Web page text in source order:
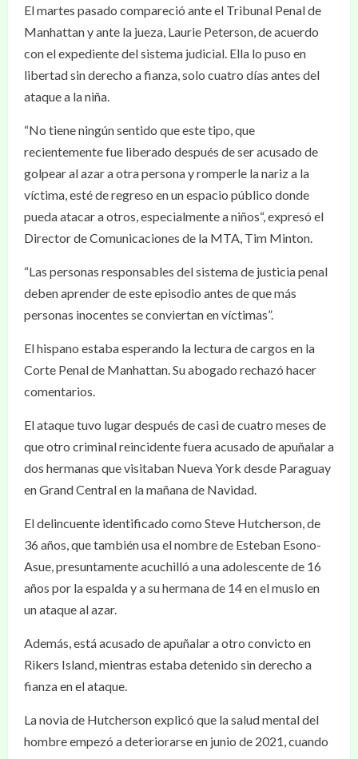
El martes pasado compareció ante el Tribunal Penal de
Manhattan y ante la jueza, Laurie Peterson, de acuerdo
con el expediente del sistema judicial. Ella lo puso en
libertad sin derecho a fianza, solo cuatro días antes del
ataque a la niña.
“No tiene ningún sentido que este tipo, que
recientemente fue liberado después de ser acusado de
golpear al azar a otra persona y romperle la nariz a la
víctima, esté de regreso en un espacio público donde
pueda atacar a otros, especialmente a niños“, expresó el
Director de Comunicaciones de la MTA, Tim Minton.
“Las personas responsables del sistema de justicia penal
deben aprender de este episodio antes de que más
personas inocentes se conviertan en víctimas”.
El hispano estaba esperando la lectura de cargos en la
Corte Penal de Manhattan. Su abogado rechazó hacer
comentarios.
El ataque tuvo lugar después de casi de cuatro meses de
que otro criminal reincidente fuera acusado de apuñalar a
dos hermanas que visitaban Nueva York desde Paraguay
en Grand Central en la mañana de Navidad.
El delincuente identificado como Steve Hutcherson, de
36 años, que también usa el nombre de Esteban Esono-
Asue, presuntamente acuchilló a una adolescente de 16
años por la espalda y a su hermana de 14 en el muslo en
un ataque al azar.
Además, está acusado de apuñalar a otro convicto en
Rikers Island, mientras estaba detenido sin derecho a
fianza en el ataque.
La novia de Hutcherson explicó que la salud mental del
hombre empezó a deteriorarse en junio de 2021, cuando